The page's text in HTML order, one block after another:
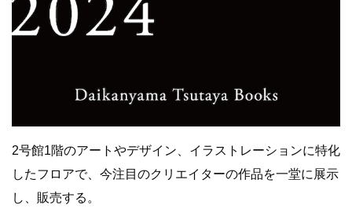
2号館1階のアートやデザイン、イラストレーションに特化
したフロアで、今注目のクリエイターの作品を一堂に展示
し、販売する。